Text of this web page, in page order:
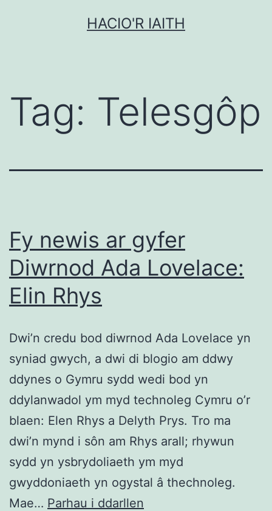
HACIO'R IAITH
Tag: Telesgôp
Fy newis ar gyfer
Diwrnod Ada Lovelace:
Elin Rhys
Dwi’n credu bod diwrnod Ada Lovelace yn
syniad gwych, a dwi di blogio am ddwy
ddynes o Gymru sydd wedi bod yn
ddylanwadol ym myd technoleg Cymru o’r
blaen: Elen Rhys a Delyth Prys. Tro ma
dwi’n mynd i sôn am Rhys arall; rhywun
sydd yn ysbrydoliaeth ym myd
gwyddoniaeth yn ogystal â thechnoleg.
Mae… Parhau i ddarllen